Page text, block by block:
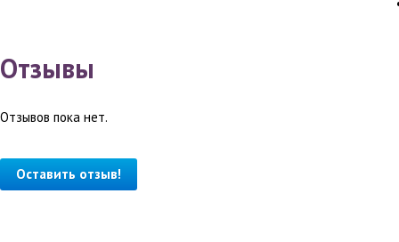
Отзывы
Отзывов пока нет.
Оставить отзыв!